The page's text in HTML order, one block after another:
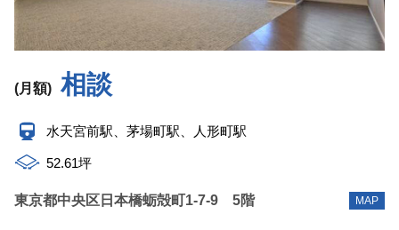
(月額) 相談
水天宮前駅、茅場町駅、人形町駅
52.61坪
東京都中央区日本橋蛎殻町1-7-9 5階 MAP